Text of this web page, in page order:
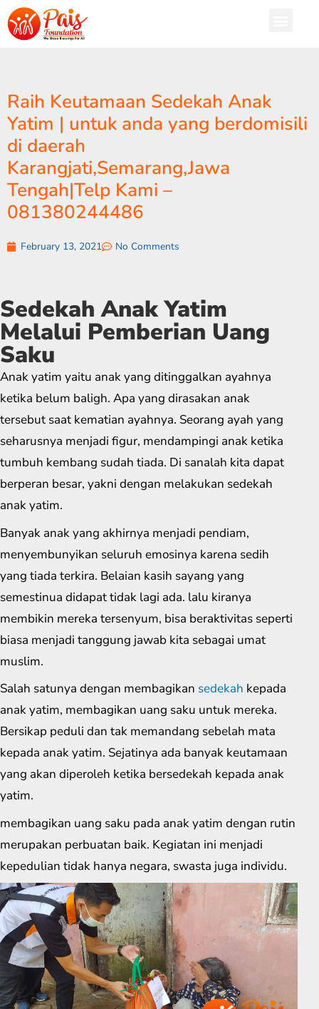
Raih Keutamaan Sedekah Anak
Yatim | untuk anda yang berdomisili
di daerah
Karangjati,Semarang,Jawa
Tengah|Telp Kami –
081380244486
February 13, 2021 No Comments
Sedekah Anak Yatim
Melalui Pemberian Uang
Saku
Anak yatim yaitu anak yang ditinggalkan ayahnya
ketika belum baligh. Apa yang dirasakan anak
tersebut saat kematian ayahnya. Seorang ayah yang
seharusnya menjadi figur, mendampingi anak ketika
tumbuh kembang sudah tiada. Di sanalah kita dapat
berperan besar, yakni dengan melakukan sedekah
anak yatim.
Banyak anak yang akhirnya menjadi pendiam,
menyembunyikan seluruh emosinya karena sedih
yang tiada terkira. Belaian kasih sayang yang
semestinua didapat tidak lagi ada. lalu kiranya
membikin mereka tersenyum, bisa beraktivitas seperti
biasa menjadi tanggung jawab kita sebagai umat
muslim.
Salah satunya dengan membagikan sedekah kepada
anak yatim, membagikan uang saku untuk mereka.
Bersikap peduli dan tak memandang sebelah mata
kepada anak yatim. Sejatinya ada banyak keutamaan
yang akan diperoleh ketika bersedekah kepada anak
yatim.
membagikan uang saku pada anak yatim dengan rutin
merupakan perbuatan baik. Kegiatan ini menjadi
kepedulian tidak hanya negara, swasta juga individu.